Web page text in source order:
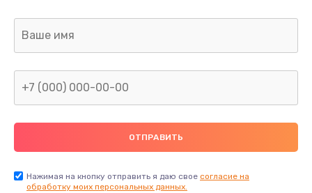
Заказать
Ремонт разъема питания
990 руб.
Заказать
Нажимая на кнопку отправить я даю свое согласие на
обработку моих персональных данных.